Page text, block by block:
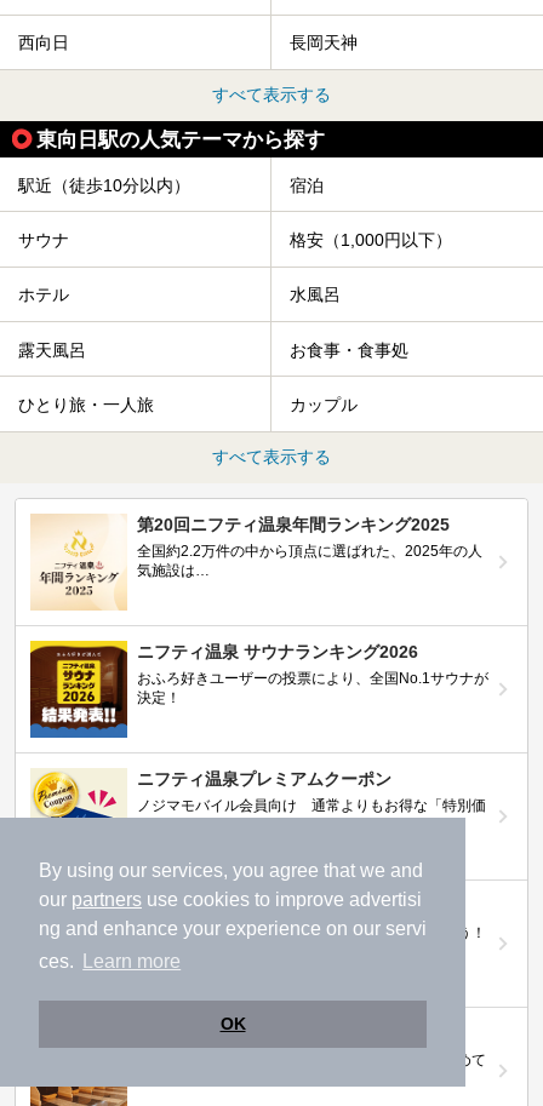
By using our services, you agree that we and
our partners use cookies to improve advertisi
ng and enhance your experience on our servi
ces.
Learn more
OK
西向日 長岡天神
すべて表示する
東向日駅の人気テーマから探す
駅近（徒歩10分以内） 宿泊
サウナ 格安（1,000円以下）
ホテル 水風呂
露天風呂 お食事・食事処
ひとり旅・一人旅 カップル
すべて表示する
第20回ニフティ温泉年間ランキング2025
全国約2.2万件の中から頂点に選ばれた、2025年の人
気施設は…
ニフティ温泉 サウナランキング2026
おふろ好きユーザーの投票により、全国No.1サウナが
決定！
ニフティ温泉プレミアムクーポン
ノジマモバイル会員向け 通常よりもお得な「特別価
【ニフティ温泉 百名湯2026】
行ってみたい施設に投票してプレゼントを当てよう！
岩盤浴特集
日本全国の岩盤浴情報だけをピックアップ。まとめて